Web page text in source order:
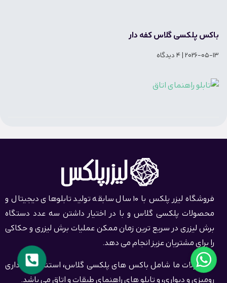
باکس پلکسی گلاس کفه دار
2026-05-13
تابلو راهنمای اتاق
2026-05-04 بدون دیدگاه
فروشگاه لیزر پلکس با 10 سال سابقه تولید تابلوهای دیجیتال و
محصولات پلکسی گلاس و با در اختیار داشتن سه عدد دستگاه
برش لیزری در سریع ترین زمان ممکن عملیات برش لیزری و حکاکی
را برای مشتریان عزیز انجام می دهد.
محصولات ما شامل باکس های پلکسی گلاس، استند های اداری
رومیزی و دیواری، و تابلو های راهنمای طبقات و اتاق می باشد.